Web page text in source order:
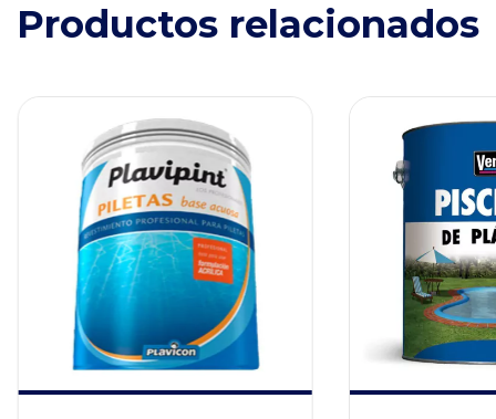
Productos relacionados